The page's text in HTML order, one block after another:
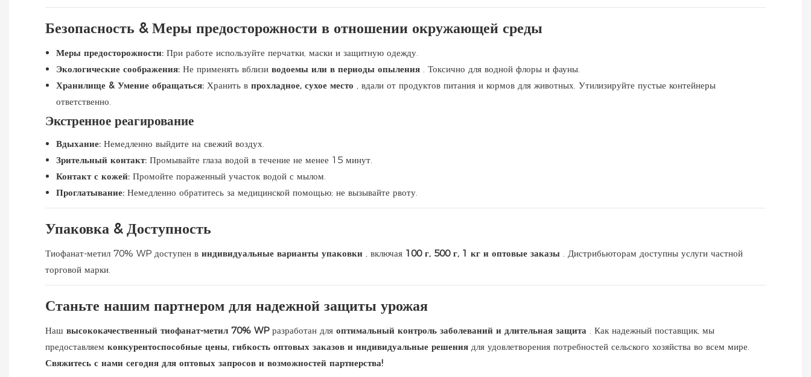
Безопасность & Меры предосторожности в отношении окружающей среды
Меры предосторожности: При работе используйте перчатки, маски и защитную одежду.
Экологические соображения: Не применять вблизи водоемы или в периоды опыления . Токсично для водной флоры и фауны.
Хранилище & Умение обращаться: Хранить в прохладное, сухое место , вдали от продуктов питания и кормов для животных. Утилизируйте пустые контейнеры
ответственно.
Экстренное реагирование
Вдыхание: Немедленно выйдите на свежий воздух.
Зрительный контакт: Промывайте глаза водой в течение не менее 15 минут.
Контакт с кожей: Промойте пораженный участок водой с мылом.
Проглатывание: Немедленно обратитесь за медицинской помощью; не вызывайте рвоту.
Упаковка & Доступность
Тиофанат-метил 70% WP доступен в индивидуальные варианты упаковки , включая 100 г, 500 г, 1 кг и оптовые заказы . Дистрибьюторам доступны услуги частной
торговой марки.
Станьте нашим партнером для надежной защиты урожая
Наш высококачественный тиофанат-метил 70% WP разработан для оптимальный контроль заболеваний и длительная защита . Как надежный поставщик, мы
предоставляем конкурентоспособные цены, гибкость оптовых заказов и индивидуальные решения для удовлетворения потребностей сельского хозяйства во всем мире.
Свяжитесь с нами сегодня для оптовых запросов и возможностей партнерства!